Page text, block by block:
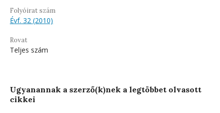
Folyóirat szám
Évf. 32 (2010)
Rovat
Teljes szám
Ugyanannak a szerző(k)nek a legtöbbet olvasott
cikkei